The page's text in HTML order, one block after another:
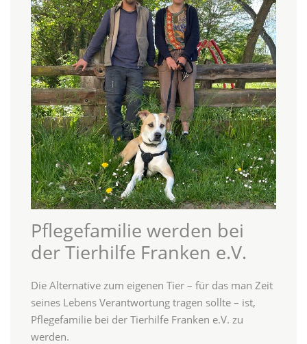
Pflegefamilie werden bei
der Tierhilfe Franken e.V.
Die Alternative zum eigenen Tier – für das man Zeit
seines Lebens Verantwortung tragen sollte – ist,
Pflegefamilie bei der Tierhilfe Franken e.V. zu
werden.